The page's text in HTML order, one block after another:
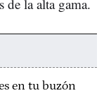
de la alta gama.
en tu buzón